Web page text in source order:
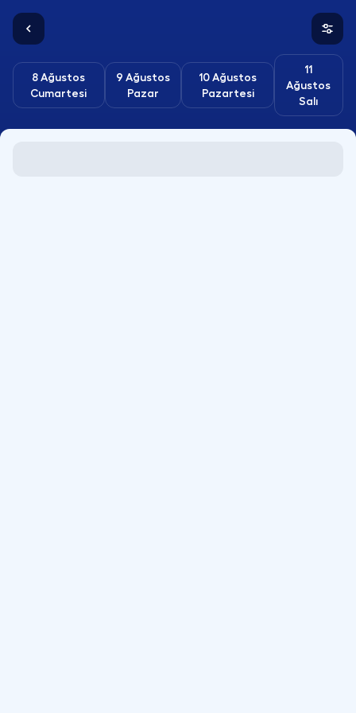
8 Ağustos
Cumartesi
9 Ağustos
Pazar
10 Ağustos
Pazartesi
11
Ağustos
Salı